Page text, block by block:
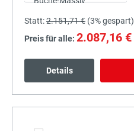
Statt:2.151,71 € (3%gespart)
Preis für alle: 2.087,16 €
Details